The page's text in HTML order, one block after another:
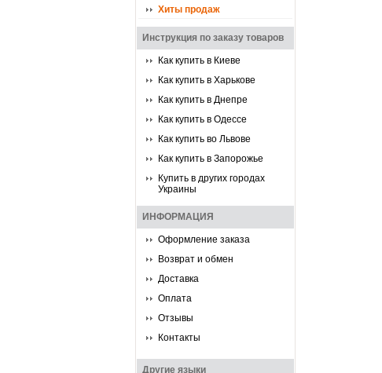
Хиты продаж
Инструкция по заказу товаров
Как купить в Киеве
Как купить в Харькове
Как купить в Днепре
Как купить в Одессе
Как купить во Львове
Как купить в Запорожье
Купить в других городах
Украины
ИНФОРМАЦИЯ
Оформление заказа
Возврат и обмен
Доставка
Оплата
Отзывы
Контакты
Другие языки